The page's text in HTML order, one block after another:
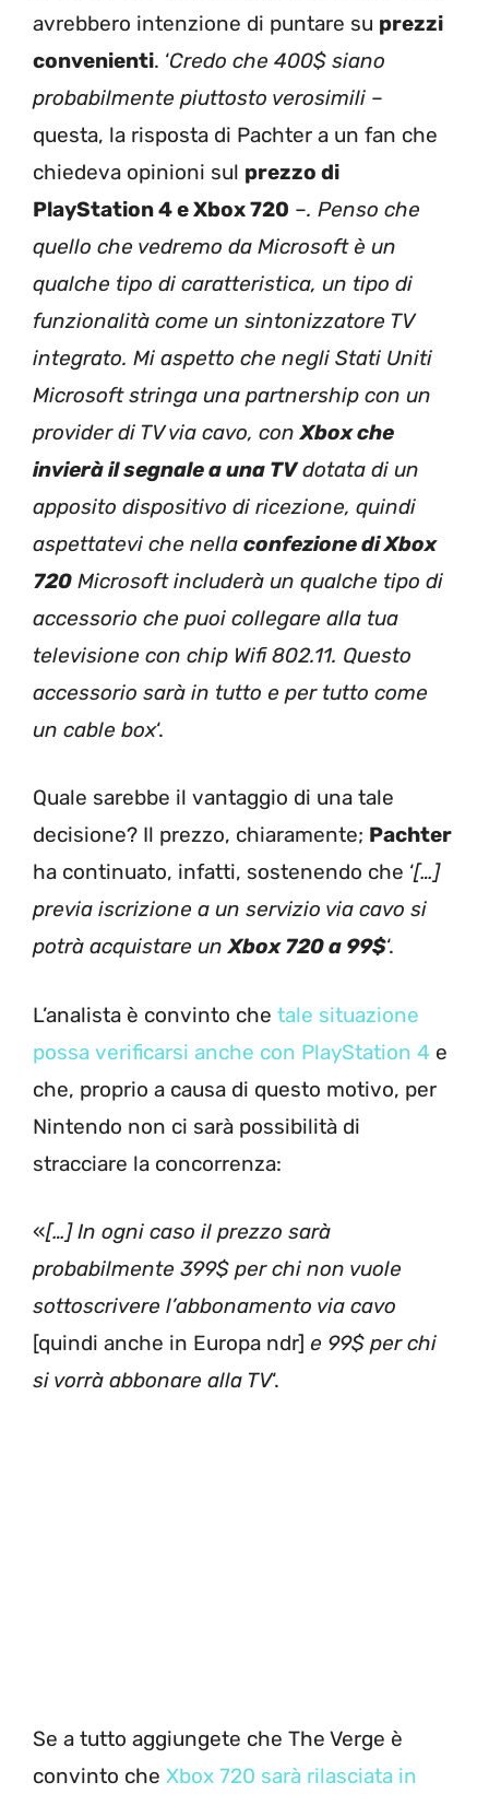
avrebbero intenzione di puntare su prezzi
convenienti. ‘Credo che 400$ siano
probabilmente piuttosto verosimili –
questa, la risposta di Pachter a un fan che
chiedeva opinioni sul prezzo di
PlayStation 4 e Xbox 720 –. Penso che
quello che vedremo da Microsoft è un
qualche tipo di caratteristica, un tipo di
funzionalità come un sintonizzatore TV
integrato. Mi aspetto che negli Stati Uniti
Microsoft stringa una partnership con un
provider di TV via cavo, conXbox che
invierà il segnale a una TVdotata di un
apposito dispositivo di ricezione, quindi
aspettatevi che nella confezione di Xbox
720 Microsoft includerà un qualche tipo di
accessorio che puoi collegare alla tua
televisione con chip Wifi 802.11. Questo
accessorio sarà in tutto e per tutto come
un cable box‘.
Quale sarebbe il vantaggio di una tale
decisione? Il prezzo, chiaramente; Pachter
ha continuato, infatti, sostenendo che ‘[…]
previa iscrizione a un servizio via cavo si
potrà acquistare unXbox 720 a 99$‘.
L’analista è convinto che tale situazione
possa verificarsi anche con PlayStation 4 e
che, proprio a causa di questo motivo, per
Nintendo non ci sarà possibilità di
stracciare la concorrenza:
«[…] In ogni caso il prezzo sarà
probabilmente 399$ per chi non vuole
sottoscrivere l’abbonamento via cavo
[quindi anche in Europa ndr] e 99$ per chi
si vorrà abbonare alla TV‘.
Se a tutto aggiungete che The Verge è
convinto che Xbox 720 sarà rilasciata in